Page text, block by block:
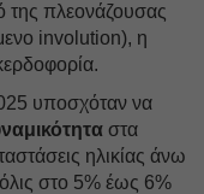
της πλεονάζουσας
involution), η
υποσχόταν να
στα
ηλικίας άνω
στο 5% έως 6%